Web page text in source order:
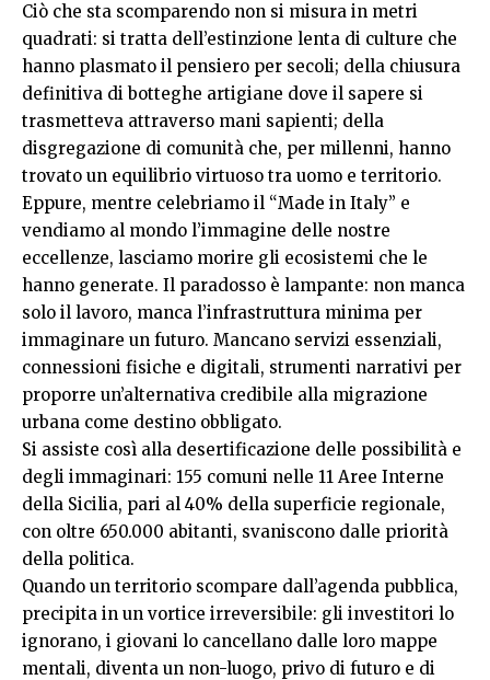
Ciò che sta scomparendo non si misura in metri
quadrati: si tratta dell’estinzione lenta di culture che
hanno plasmato il pensiero per secoli; della chiusura
definitiva di botteghe artigiane dove il sapere si
trasmetteva attraverso mani sapienti; della
disgregazione di comunità che, per millenni, hanno
trovato un equilibrio virtuoso tra uomo e territorio.
Eppure, mentre celebriamo il “Made in Italy” e
vendiamo al mondo l’immagine delle nostre
eccellenze, lasciamo morire gli ecosistemi che le
hanno generate. Il paradosso è lampante: non manca
solo il lavoro, manca l’infrastruttura minima per
immaginare un futuro. Mancano servizi essenziali,
connessioni fisiche e digitali, strumenti narrativi per
proporre un’alternativa credibile alla migrazione
urbana come destino obbligato.
Si assiste così alla desertificazione delle possibilità e
degli immaginari: 155 comuni nelle 11 Aree Interne
della Sicilia, pari al 40% della superficie regionale,
con oltre 650.000 abitanti, svaniscono dalle priorità
della politica.
Quando un territorio scompare dall’agenda pubblica,
precipita in un vortice irreversibile: gli investitori lo
ignorano, i giovani lo cancellano dalle loro mappe
mentali, diventa un non-luogo, privo di futuro e di